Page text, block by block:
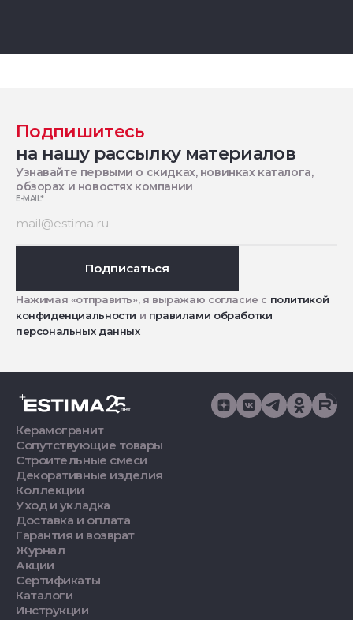
Подпишитесь
на нашу рассылку материалов
Узнавайте первыми о скидках, новинках каталога,
обзорах и новостях компании
E-MAIL*
Подписаться
Нажимая «отправить», я выражаю согласие с политикой
конфиденциальности и правилами обработки
персональных данных
Керамогранит
Сопутствующие товары
Строительные смеси
Декоративные изделия
Коллекции
Уход и укладка
Доставка и оплата
Гарантия и возврат
Журнал
Акции
Сертификаты
Каталоги
Инструкции